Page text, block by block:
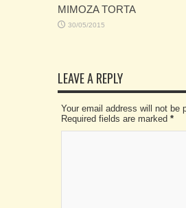
MIMOZA TORTA
30/05/2015
LEAVE A REPLY
Your email address will not be
Required fields are marked *